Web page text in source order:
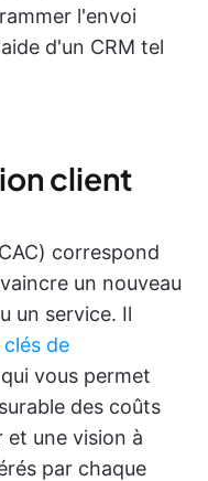
l'envoi
d'un CRM tel
client
correspond
un nouveau
un service. Il
de
qui vous permet
des coûts
et une vision à
par chaque